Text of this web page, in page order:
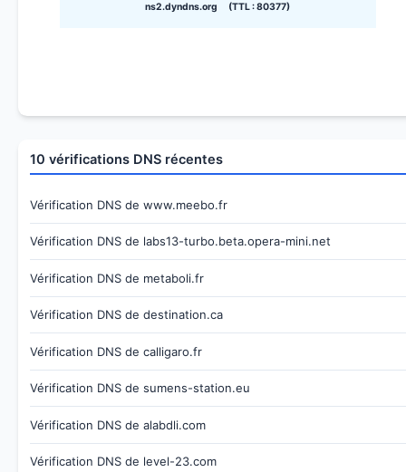
ns2.dyndns.org (TTL : 80377)
10 vérifications DNS récentes
Vérification DNS de www.meebo.fr
Vérification DNS de labs13-turbo.beta.opera-mini.net
Vérification DNS de metaboli.fr
Vérification DNS de destination.ca
Vérification DNS de calligaro.fr
Vérification DNS de sumens-station.eu
Vérification DNS de alabdli.com
Vérification DNS de level-23.com